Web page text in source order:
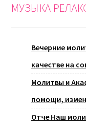
МУЗЫКА
Вечерние
качестве на
Молитвы и
помощи,
Отче Наш